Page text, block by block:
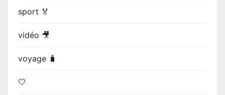
sport 🏅
vidéo 🎥
voyage 🧳
🤍